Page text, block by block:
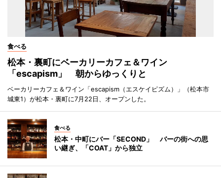
食べる
松本・裏町にベーカリーカフェ＆ワイン
「escapism」 朝からゆっくりと
ベーカリーカフェ＆ワイン「escapism（エスケイピズム）」（松本市
城東1）が松本・裏町に7月22日、オープンした。
食べる
松本・中町にバー「SECOND」 バーの街への思
い継ぎ、「COAT」から独立